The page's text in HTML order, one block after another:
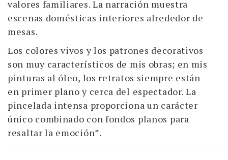
valores familiares. La narración muestra
escenas domésticas interiores alrededor de
mesas.
Los colores vivos y los patrones decorativos
son muy característicos de mis obras; en mis
pinturas al óleo, los retratos siempre están
en primer plano y cerca del espectador. La
pincelada intensa proporciona un carácter
único combinado con fondos planos para
resaltar la emoción”.